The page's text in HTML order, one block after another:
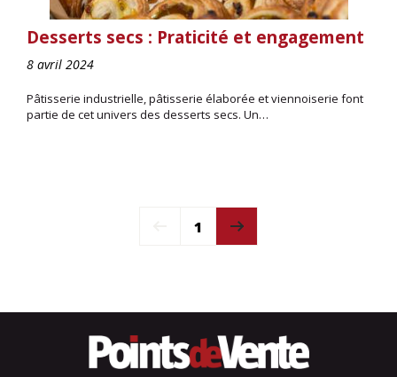
Desserts secs : Praticité et engagement
8 avril 2024
Pâtisserie industrielle, pâtisserie élaborée et viennoiserie font
partie de cet univers des desserts secs. Un…
1